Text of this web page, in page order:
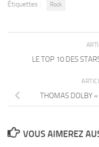
Étiquettes : Rock
LE TOP 10 DES
THOMAS DOLBY
VOUS AIMEREZ